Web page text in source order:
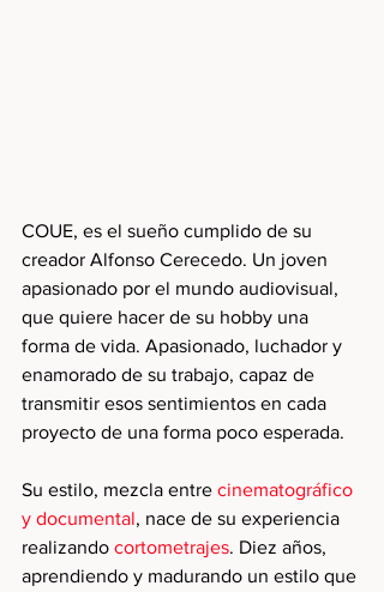
COUE, es el sueño cumplido de su
creador Alfonso Cerecedo. Un joven
apasionado por el mundo audiovisual,
que quiere hacer de su hobby una
forma de vida. Apasionado, luchador y
enamorado de su trabajo, capaz de
transmitir esos sentimientos en cada
proyecto de una forma poco esperada.
Su estilo, mezcla entre cinematográfico
y documental, nace de su experiencia
realizando cortometrajes. Diez años,
aprendiendo y madurando un estilo que